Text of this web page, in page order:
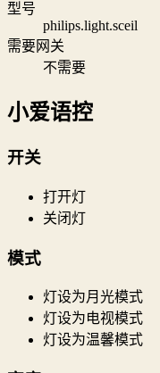
型号
philips.light.sceil
需要网关
不需要
小爱语控
开关
打开灯
关闭灯
模式
灯设为月光模式
灯设为电视模式
灯设为温馨模式